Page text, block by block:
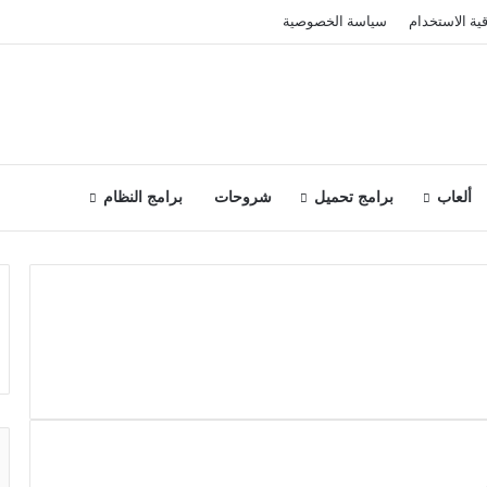
الاستخدام سياسة الخصوصية
ألعاب برامج تحميل شروحات
برامج النظام